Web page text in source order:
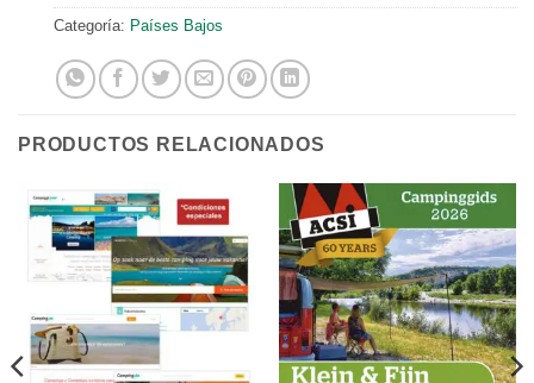
Categoría: Países Bajos
PRODUCTOS RELACIONADOS